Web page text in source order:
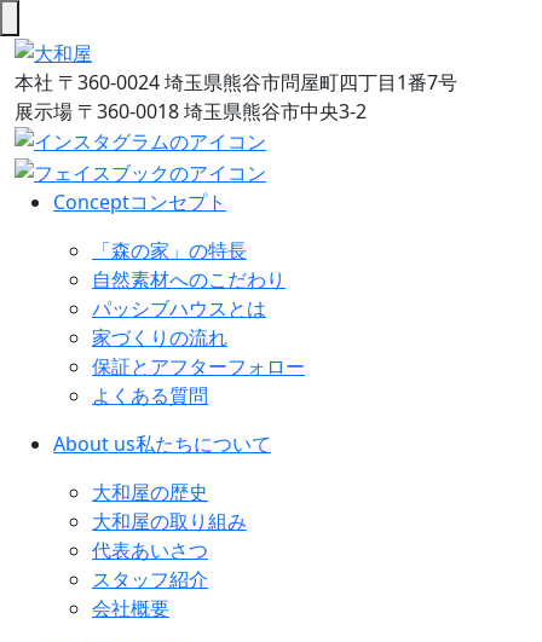
本社 〒360-0024 埼玉県熊谷市問屋町四丁目1番7号
展示場 〒360-0018 埼玉県熊谷市中央3-2
Conceptコンセプト
「森の家」の特長
自然素材へのこだわり
パッシブハウスとは
家づくりの流れ
保証とアフターフォロー
よくある質問
About us私たちについて
大和屋の歴史
大和屋の取り組み
代表あいさつ
スタッフ紹介
会社概要